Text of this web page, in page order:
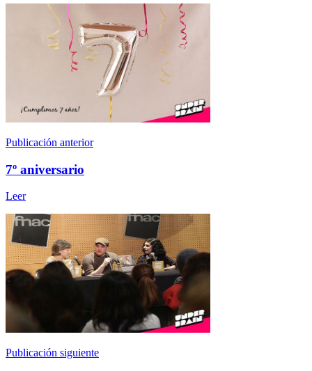
Publicación anterior
7º aniversario
Leer
Publicación siguiente